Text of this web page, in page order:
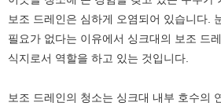
보조 드레인은 심하게 오염되어 있습니다.
필요가 없다는 이유에서 싱크대의 보조 드
식지로서 역할을 하고 있는 것입니다.
보조 드레인의 청소는 싱크대 내부 호수의